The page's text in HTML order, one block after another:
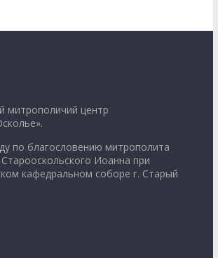
митрополичий центр
по благословению митрополита
Иоанна при
кафедральном соборе г. Старый